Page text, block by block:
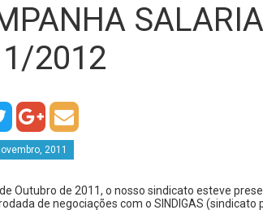
2012
2011
de Outubro de 2011, o nosso sindicato esteve
de negociações com o SINDIGAS